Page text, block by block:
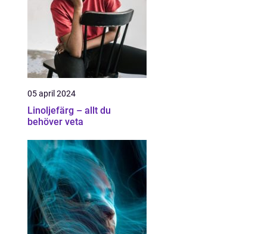
05 april 2024
Linoljefärg – allt du
behöver veta